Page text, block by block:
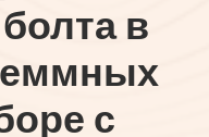
в
с